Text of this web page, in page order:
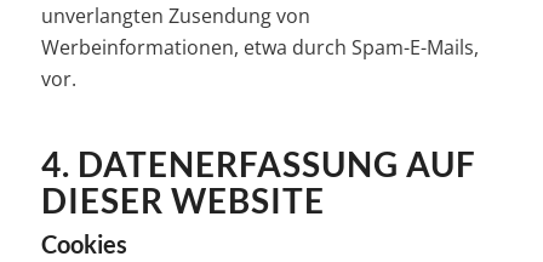
unverlangten Zusendung von
Werbeinformationen, etwa durch Spam-E-Mails,
vor.
4. DATENERFASSUNG AUF
DIESER WEBSITE
Cookies